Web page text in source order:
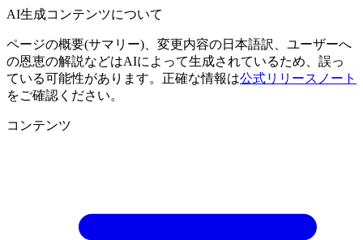
AI生成コンテンツについて
ページの概要(サマリー)、変更内容の日本語訳、ユーザーへ
の恩恵の解説などはAIによって生成されているため、誤っ
ている可能性があります。正確な情報は公式リリースノート
をご確認ください。
コンテンツ